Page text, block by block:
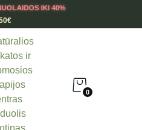
IKI 40%
0